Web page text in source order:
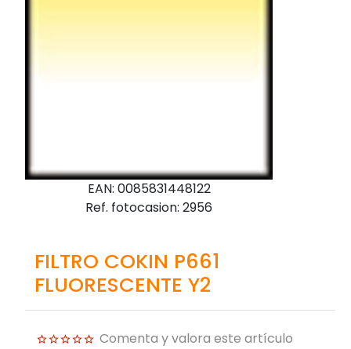
EAN: 0085831448122
Ref. fotocasion: 2956
FILTRO COKIN P661
FLUORESCENTE Y2
Comenta y valora este artículo